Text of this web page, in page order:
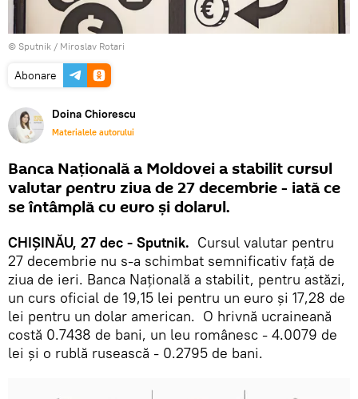
© Sputnik / Miroslav Rotari
Abonare
Doina Chiorescu
Materialele autorului
Banca Națională a Moldovei a stabilit cursul
valutar pentru ziua de 27 decembrie - iată ce
se întâmplă cu euro și dolarul.
CHIȘINĂU, 27 dec - Sputnik. Cursul valutar pentru
27 decembrie nu s-a schimbat semnificativ față de
ziua de ieri. Banca Națională a stabilit, pentru astăzi,
un curs oficial de 19,15 lei pentru un euro și 17,28 de
lei pentru un dolar american. O hrivnă ucraineană
costă 0.7438 de bani, un leu românesc - 4.0079 de
lei și o rublă rusească - 0.2795 de bani.